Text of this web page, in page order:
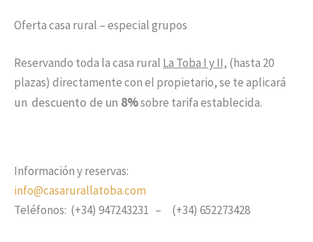
Oferta casa rural – especial grupos
Reservando toda la casa rural La Toba I y II, (hasta 20
plazas) directamente con el propietario, se te aplicará
un descuento de un 8%sobre tarifa establecida.
Información y reservas:
info@casarurallatoba.com
Teléfonos: (+34) 947243231 – (+34) 652273428